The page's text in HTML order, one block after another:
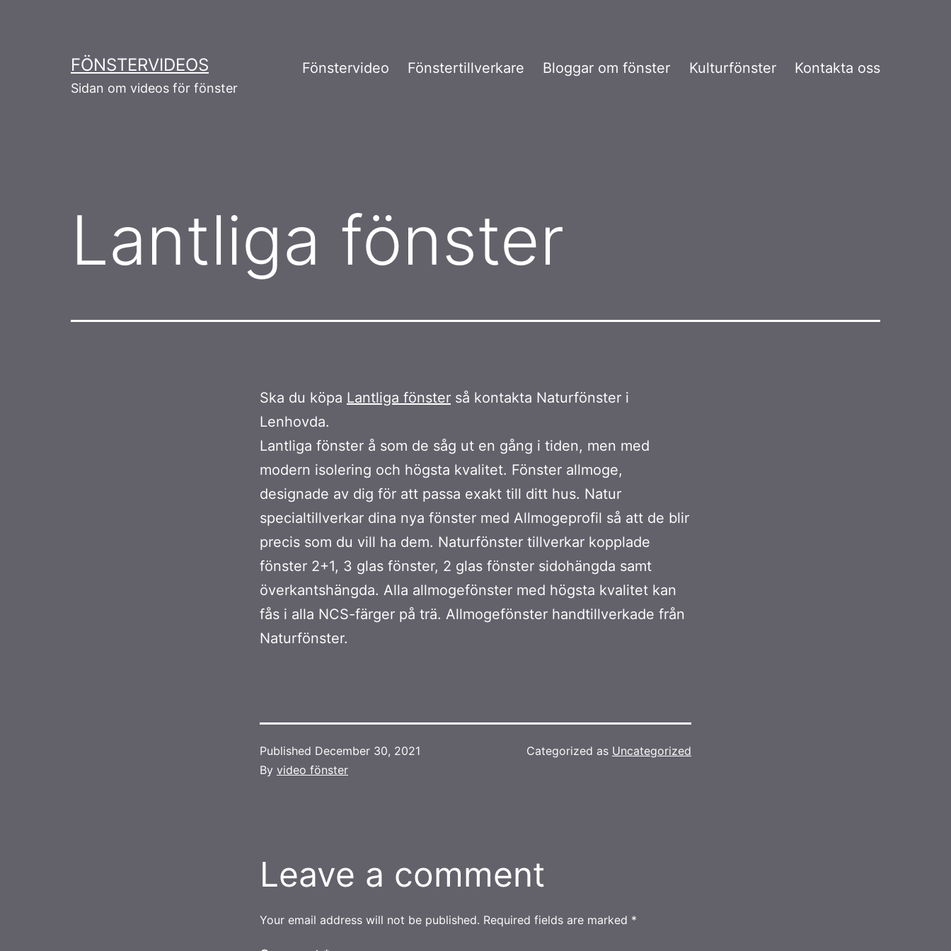
FÖNSTERVIDEOS
Sidan om videos för fönster
Fönstervideo Fönstertillverkare Bloggar om fönster Kulturfönster Kontakta oss
Lantliga fönster
Ska du köpa Lantliga fönster så kontakta Naturfönster i
Lenhovda.
Lantliga fönster å som de såg ut en gång i tiden, men med
modern isolering och högsta kvalitet. Fönster allmoge,
designade av dig för att passa exakt till ditt hus. Natur
specialtillverkar dina nya fönster med Allmogeprofil så att de blir
precis som du vill ha dem. Naturfönster tillverkar kopplade
fönster 2+1, 3 glas fönster, 2 glas fönster sidohängda samt
överkantshängda. Alla allmogefönster med högsta kvalitet kan
fås i alla NCS-färger på trä. Allmogefönster handtillverkade från
Naturfönster.
Published December 30, 2021
By video fönster
Categorized as Uncategorized
Leave a comment
Your email address will not be published. Required fields are marked *